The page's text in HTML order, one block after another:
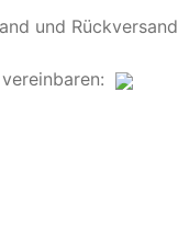
und Rückversand
vereinbaren: